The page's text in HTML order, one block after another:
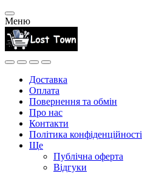
Меню
Доставка
Оплата
Повернення та обмін
Про нас
Контакти
Політика конфіденційності
Ще
Публічна оферта
Відгуки